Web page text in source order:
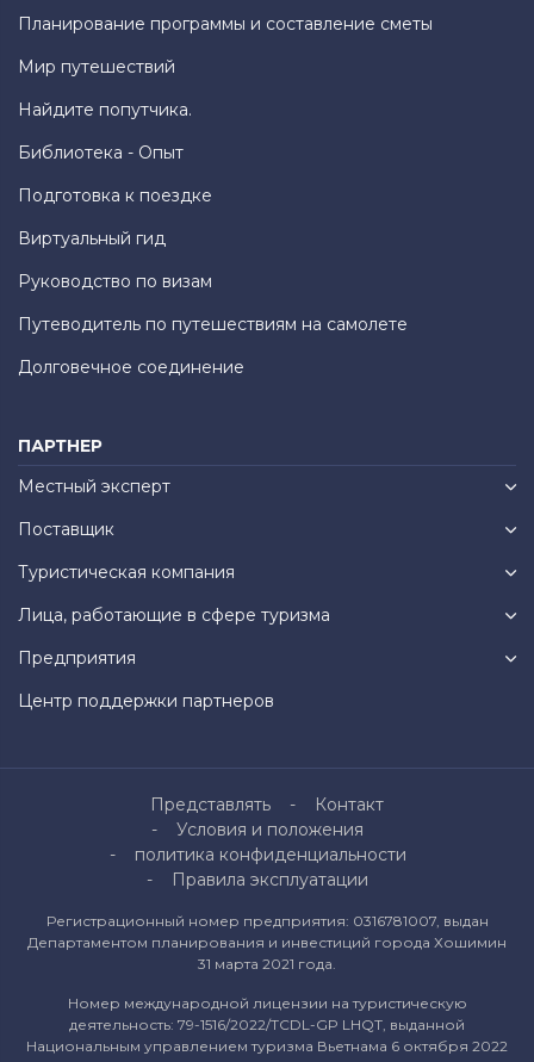
Планирование программы и составление сметы
Мир путешествий
Найдите попутчика.
Библиотека - Опыт
Подготовка к поездке
Виртуальный гид
Руководство по визам
Путеводитель по путешествиям на самолете
Долговечное соединение
ПАРТНЕР
Местный эксперт
Поставщик
Туристическая компания
Лица, работающие в сфере туризма
Предприятия
Центр поддержки партнеров
Представлять
Контакт
Условия и положения
политика конфиденциальности
Правила эксплуатации
Регистрационный номер предприятия: 0316781007, выдан
Департаментом планирования и инвестиций города Хошимин
31 марта 2021 года.
Номер международной лицензии на туристическую
деятельность: 79-1516/2022/TCDL-GP LHQT, выданной
Национальным управлением туризма Вьетнама 6 октября 2022